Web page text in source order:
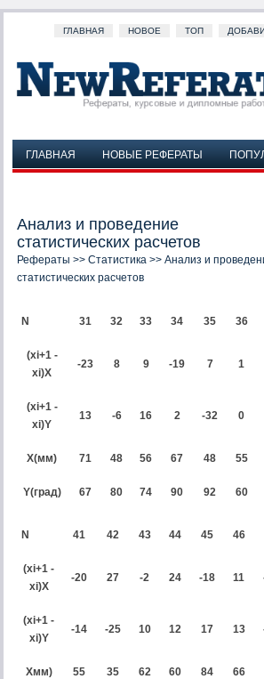
ГЛАВНАЯ НОВОЕ ТОП
ГЛАВНАЯ НОВЫЕ РЕФЕРАТЫ
Анализ и проведение
статистических расчетов
Рефераты >> Статистика >> Анализ и
статистических расчетов
N 31 32 33 34 35 36
(xi+1 -
xi)X
-23 8 9 -19 7 1
(xi+1 -
xi)Y
13 -6 16 2 -32 0
X(мм) 71 48 56 67 48 55
Y(град) 67 80 74 90 92 60
N 41 42 43 44 45 46
(xi+1 -
xi)X
-20 27 -2 24 -18 11
(xi+1 -
xi)Y
-14 -25 10 12 17 13
Xмм) 55 35 62 60 84 66